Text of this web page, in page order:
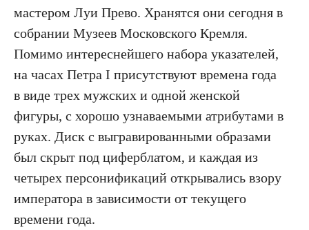
мастером Луи Прево. Хранятся они сегодня в
собрании Музеев Московского Кремля.
Помимо интереснейшего набора указателей,
на часах Петра I присутствуют времена года
в виде трех мужских и одной женской
фигуры, с хорошо узнаваемыми атрибутами в
руках. Диск с выгравированными образами
был скрыт под циферблатом, и каждая из
четырех персонификаций открывались взору
императора в зависимости от текущего
времени года.